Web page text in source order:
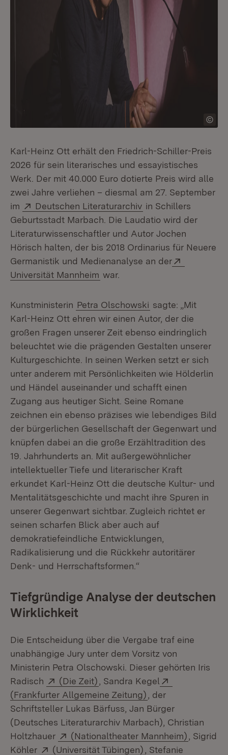
Karl-Heinz Ott erhält den Friedrich-Schiller-Preis
2026 für sein literarisches und essayistisches
Werk. Der mit 40.000 Euro dotierte Preis wird alle
zwei Jahre verliehen – diesmal am 27. September
im
Extern:
Deutschen Literaturarchiv (Öffnet in neuem
in Schillers
Geburtsstadt Marbach. Die Laudatio wird der
Literaturwissenschaftler und Autor Jochen
Hörisch halten, der bis 2018 Ordinarius für Neuere
Germanistik und Medienanalyse an der
Universität Mannheim (Öffnet in neuem Fenster)
war.
Kunstministerin Petra Olschowski sagte: „Mit
Karl-Heinz Ott ehren wir einen Autor, der die
großen Fragen unserer Zeit ebenso eindringlich
beleuchtet wie die prägenden Gestalten unserer
Kulturgeschichte. In seinen Werken setzt er sich
unter anderem mit Persönlichkeiten wie Hölderlin
und Händel auseinander und schafft einen
Zugang aus heutiger Sicht. Seine Romane
zeichnen ein ebenso präzises wie lebendiges Bild
der bürgerlichen Gesellschaft der Gegenwart und
knüpfen dabei an die große Erzähltradition des
19. Jahrhunderts an. Mit außergewöhnlicher
intellektueller Tiefe und literarischer Kraft
erkundet Karl-Heinz Ott die deutsche Kultur- und
Mentalitätsgeschichte und macht ihre Spuren in
unserer Gegenwart sichtbar. Zugleich richtet er
seinen scharfen Blick aber auch auf
demokratiefeindliche Entwicklungen,
Radikalisierung und die Rückkehr autoritärer
Denk- und Herrschaftsformen.“
Tiefgründige Analyse der deutschen
Wirklichkeit
Die Entscheidung über die Vergabe traf eine
unabhängige Jury unter dem Vorsitz von
Ministerin Petra Olschowski. Dieser gehörten Iris
Radisch
Extern:
(Die Zeit) (Öffnet in neuem Fenster)
, Sandra Kegel
(Frankfurter Allgemeine Zeitung) (Öffnet in neuem
, der
Schriftsteller Lukas Bärfuss, Jan Bürger
(Deutsches Literaturarchiv Marbach), Christian
Holtzhauer
Extern:
(Nationaltheater Mannheim) (Öffnet
, Sigrid
Köhler
Extern:
(Universität Tübingen) (Öffnet in neuem
, Stefanie